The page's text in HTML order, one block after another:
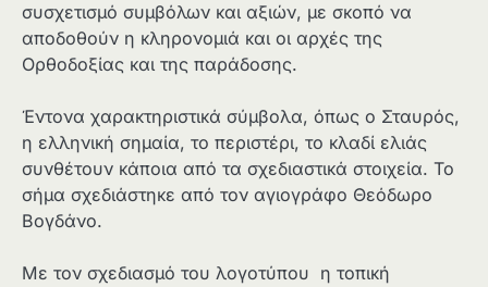
συσχετισμό συμβόλων και αξιών, με σκοπό να
αποδοθούν η κληρονομιά και οι αρχές της
Ορθοδοξίας και της παράδοσης.
Έντονα χαρακτηριστικά σύμβολα, όπως ο Σταυρός,
η ελληνική σημαία, το περιστέρι, το κλαδί ελιάς
συνθέτουν κάποια από τα σχεδιαστικά στοιχεία. Το
σήμα σχεδιάστηκε από τον αγιογράφο Θεόδωρο
Βογδάνο.
Με τον σχεδιασμό του λογοτύπου η τοπική